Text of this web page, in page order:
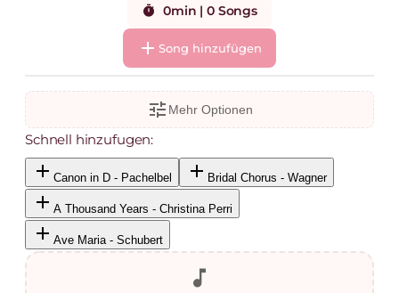
timer 0min | 0 Songs
add Song hinzufügen
tune Mehr Optionen
Schnell hinzufugen:
add Canon in D - Pachelbel add Bridal Chorus - Wagner
add A Thousand Years - Christina Perri
add Ave Maria - Schubert
music_note